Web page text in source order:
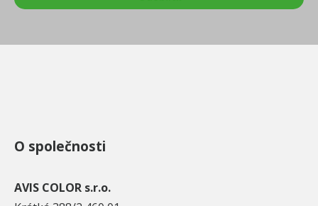
O společnosti
AVIS COLOR s.r.o.